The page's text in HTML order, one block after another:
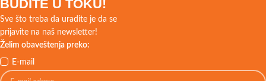
BUDITE U TOKU!
Sve što treba da uradite je da se
prijavite na naš newsletter!
Želim obaveštenja preko:
E-mail